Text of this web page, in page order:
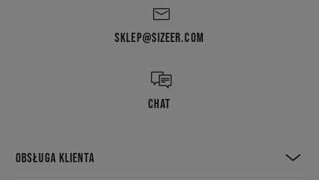
SKLEP@SIZEER.COM
CHAT
OBSŁUGA KLIENTA